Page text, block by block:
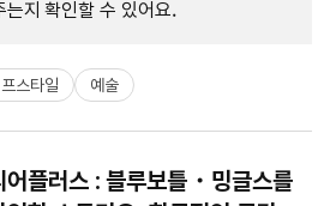
지 확인할 수 있어요.
스타일 예술
어플러스 : 블루보틀・밍글스를